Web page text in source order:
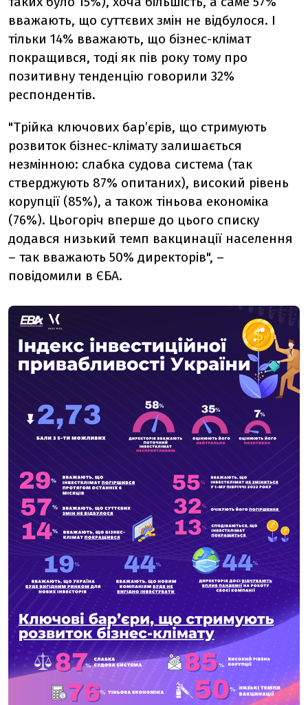
вважають, що суттєвих змін не відбулося. І
тільки 14% вважають, що бізнес-клімат
покращився, тоді як пів року тому про
позитивну тенденцію говорили 32%
респондентів.
"Трійка ключових бар’єрів, що стримують
розвиток бізнес-клімату залишається
незмінною: слабка судова система (так
стверджують 87% опитаних), високий рівень
корупції (85%), а також тіньова економіка
(76%). Цьогоріч вперше до цього списку
додався низький темп вакцинації населення
– так вважають 50% директорів", –
повідомили в ЄБА.